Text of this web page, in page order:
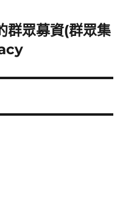
群眾募資(群眾集